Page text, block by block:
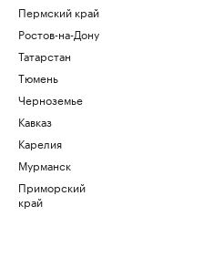
Пермский край
Ростов-на-Дону
Татарстан
Тюмень
Черноземье
Кавказ
Карелия
Мурманск
Приморский
край